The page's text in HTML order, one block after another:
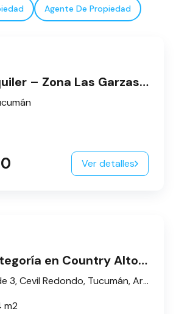
Agente De Propiedad
Casa en Alquiler – Zona Las Garzas (a 200 m del ingreso a Los Azahares)
Ver detalles
Casa de Categoría en Country Alto Verde III en Venta – San Miguel de Tucumán
Barrio Alto Verde 3, Cevil Redondo, Tucumán, Argentina
m2